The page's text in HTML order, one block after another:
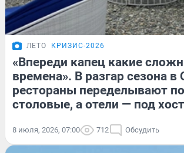
ЛЕТО КРИЗИС-2026
«Впереди капец какие
времена». В разгар сезона в
рестораны переделывают
столовые, а отели — под
8 июля, 2026, 07:00 712 Обсудить